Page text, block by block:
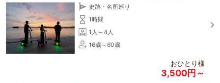
史跡・名所巡り
1時間
1人～4人
16歳～60歳
おひとり様
3,500円～